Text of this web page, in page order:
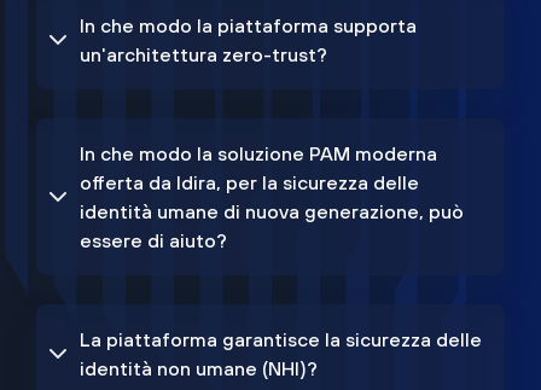
In che modo la piattaforma supporta
un'architettura zero-trust?
In che modo la soluzione PAM moderna
offerta da Idira, per la sicurezza delle
identità umane di nuova generazione, può
essere di aiuto?
La piattaforma garantisce la sicurezza delle
identità non umane (NHI)?